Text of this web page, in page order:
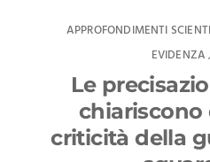
APPROFONDIMENTI
EVIDENZA ,
Le
chiariscono
criticità della